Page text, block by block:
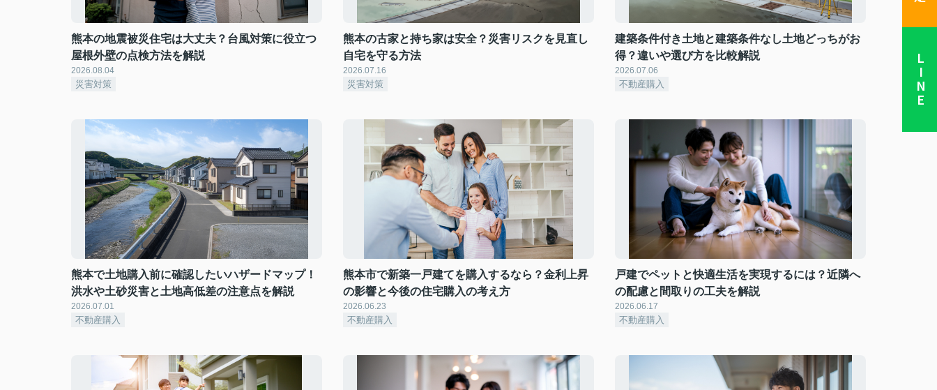
LINE
熊本の地震被災住宅は大丈夫？台風対策に役立つ
屋根外壁の点検方法を解説
2026.08.04
災害対策
熊本の古家と持ち家は安全？災害リスクを見直し
自宅を守る方法
2026.07.16
災害対策
建築条件付き土地と建築条件なし土地どっちがお
得？違いや選び方を比較解説
2026.07.06
不動産購入
熊本で土地購入前に確認したいハザードマップ！
洪水や土砂災害と土地高低差の注意点を解説
2026.07.01
不動産購入
熊本市で新築一戸建てを購入するなら？金利上昇
の影響と今後の住宅購入の考え方
2026.06.23
不動産購入
戸建でペットと快適生活を実現するには？近隣へ
の配慮と間取りの工夫を解説
2026.06.17
不動産購入